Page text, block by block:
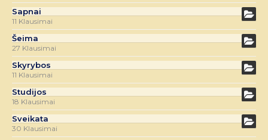
Sapnai
11 Klausimai
Šeima
27 Klausimai
Skyrybos
11 Klausimai
Studijos
18 Klausimai
Sveikata
30 Klausimai